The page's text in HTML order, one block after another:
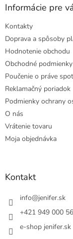
Informácie pre
Kontakty
Doprava a spôsoby
Hodnotenie obchodu
Obchodné podmienky
Poučenie o práve
Reklamačný poriadok
Podmienky ochrany
O nás
Vrátenie tovaru
Moja objednávka
Kontakt
info@jenifer.sk
+421 949 000
e-shop jenifer.sk